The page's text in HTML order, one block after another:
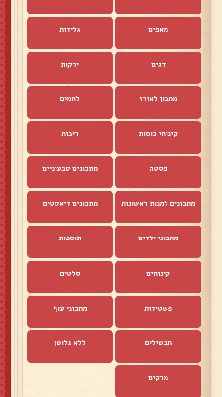
מאפים גלידות
דגים ירקות
מתכון לאורז לחמים
קינוחי כוסות ריבות
פסטה מתכונים טבעוניים
מתכונים למנות ראשונות מתכונים דיאטטים
מתכוני ילדים תוספות
קינוחים סלטים
פשטידות מתכוני עוף
תבשילים ללא גלוטן
מרקים